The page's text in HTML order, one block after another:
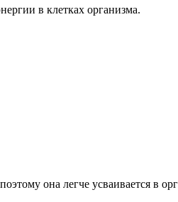
в клетках организма.
она легче усваивается в